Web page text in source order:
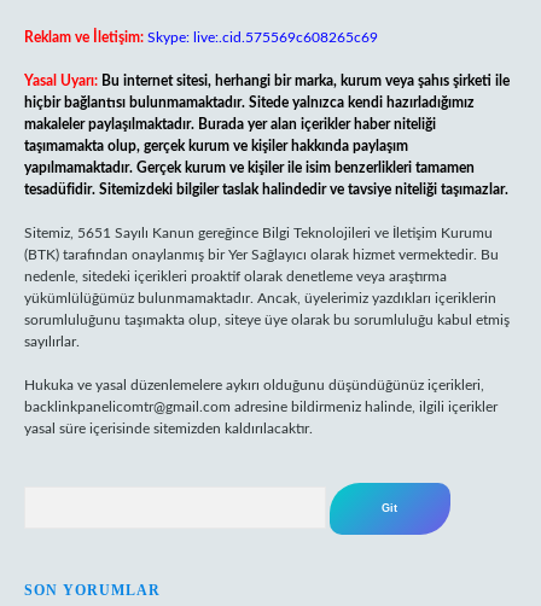
Reklam ve İletişim: Skype: live:.cid.575569c608265c69
Yasal Uyarı: Bu internet sitesi, herhangi bir marka, kurum veya şahıs şirketi ile
hiçbir bağlantısı bulunmamaktadır. Sitede yalnızca kendi hazırladığımız
makaleler paylaşılmaktadır. Burada yer alan içerikler haber niteliği
taşımamakta olup, gerçek kurum ve kişiler hakkında paylaşım
yapılmamaktadır. Gerçek kurum ve kişiler ile isim benzerlikleri tamamen
tesadüfidir. Sitemizdeki bilgiler taslak halindedir ve tavsiye niteliği taşımazlar.
Sitemiz, 5651 Sayılı Kanun gereğince Bilgi Teknolojileri ve İletişim Kurumu
(BTK) tarafından onaylanmış bir Yer Sağlayıcı olarak hizmet vermektedir. Bu
nedenle, sitedeki içerikleri proaktif olarak denetleme veya araştırma
yükümlülüğümüz bulunmamaktadır. Ancak, üyelerimiz yazdıkları içeriklerin
sorumluluğunu taşımakta olup, siteye üye olarak bu sorumluluğu kabul etmiş
sayılırlar.
Hukuka ve yasal düzenlemelere aykırı olduğunu düşündüğünüz içerikleri,
backlinkpanelicomtr@gmail.com adresine bildirmeniz halinde, ilgili içerikler
yasal süre içerisinde sitemizden kaldırılacaktır.
SON YORUMLAR